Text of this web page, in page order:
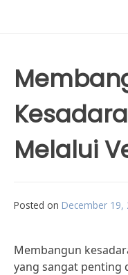
Melalui
Posted on December 19,
Membangun
yang sangat penting